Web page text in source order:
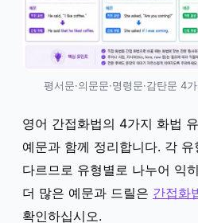
평서문·의문문·명령문·감탄문 4
영어 간접화법의 4가지 화법
예문과 함께 정리합니다. 각
다르므로 유형별로 나누어 익
더 많은 예문과 드릴은 간접화
확인하십시오.